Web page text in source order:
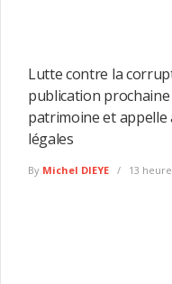
Lutte contre la
publication prochaine
patrimoine et appelle
légales
By Michel DIEYE 13